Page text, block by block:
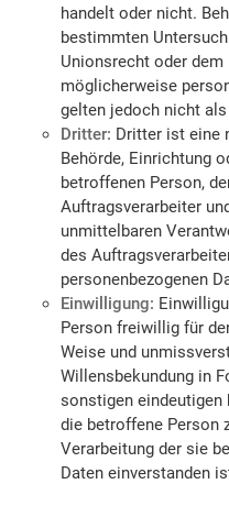
handelt oder nicht.
bestimmten
Unionsrecht oder
möglicherweise
gelten jedoch nicht als
Dritter: Dritter ist eine
Behörde, Einrichtung
betroffenen Person,
Auftragsverarbeiter
unmittelbaren
des
personenbezogenen
Einwilligung:
Person freiwillig für
Weise und
Willensbekundung in
sonstigen eindeutigen
die betroffene Person
Verarbeitung der sie
Daten einverstanden